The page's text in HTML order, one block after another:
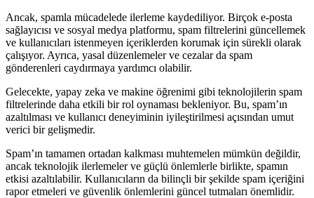
Ancak, spamla mücadelede ilerleme kaydediliyor. Birçok e-posta
sağlayıcısı ve sosyal medya platformu, spam filtrelerini güncellemek
ve kullanıcıları istenmeyen içeriklerden korumak için sürekli olarak
çalışıyor. Ayrıca, yasal düzenlemeler ve cezalar da spam
gönderenleri caydırmaya yardımcı olabilir.
Gelecekte, yapay zeka ve makine öğrenimi gibi teknolojilerin spam
filtrelerinde daha etkili bir rol oynaması bekleniyor. Bu, spam’ın
azaltılması ve kullanıcı deneyiminin iyileştirilmesi açısından umut
verici bir gelişmedir.
Spam’ın tamamen ortadan kalkması muhtemelen mümkün değildir,
ancak teknolojik ilerlemeler ve güçlü önlemlerle birlikte, spamın
etkisi azaltılabilir. Kullanıcıların da bilinçli bir şekilde spam içeriğini
rapor etmeleri ve güvenlik önlemlerini güncel tutmaları önemlidir.